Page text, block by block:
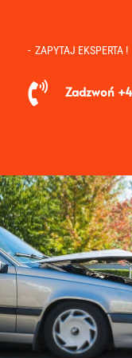
- ZAPYTAJ EKSPERTA !
 Zadzwoń